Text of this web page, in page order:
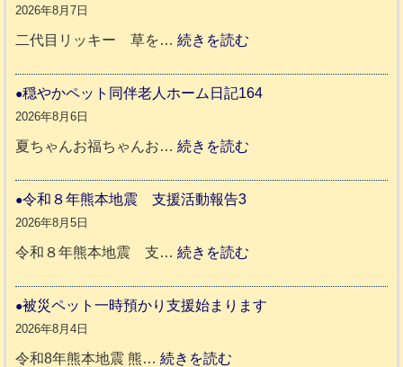
2026年8月7日
二代目リッキー 草を…続きを読む
和
リ
ッ
穏やかペット同伴老人ホーム日記164
2026年8月6日
夏ちゃんお福ちゃんお…続きを読む
ト
令和８年熊本地震 支援活動報告3
2026年8月5日
令和８年熊本地震 支…続きを読む
和
被災ペット一時預かり支援始まります
2026年8月4日
令和8年熊本地震 熊…続きを読む